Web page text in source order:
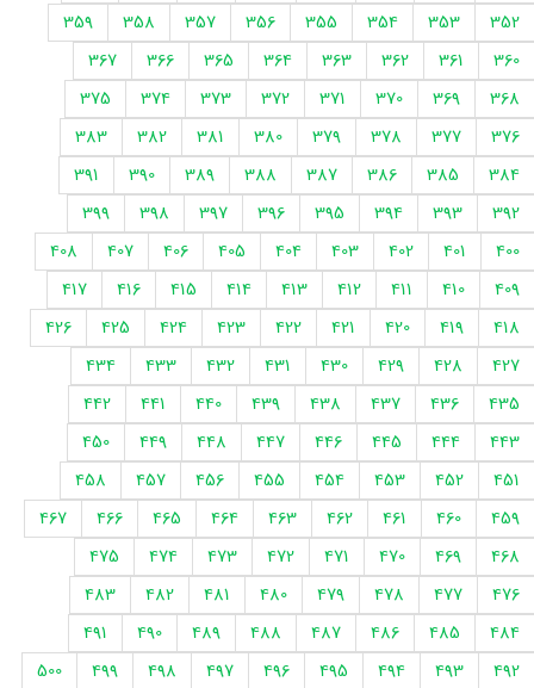
352
353
354
355
356
357
358
359
360
361
362
363
364
365
366
367
368
369
370
371
372
373
374
375
376
377
378
379
380
381
382
383
384
385
386
387
388
389
390
391
392
393
394
395
396
397
398
399
400
401
402
403
404
405
406
407
408
409
410
411
412
413
414
415
416
417
418
419
420
421
422
423
424
425
426
427
428
429
430
431
432
433
434
435
436
437
438
439
440
441
442
443
444
445
446
447
448
449
450
451
452
453
454
455
456
457
458
459
460
461
462
463
464
465
466
467
468
469
470
471
472
473
474
475
476
477
478
479
480
481
482
483
484
485
486
487
488
489
490
491
492
493
494
495
496
497
498
499
500